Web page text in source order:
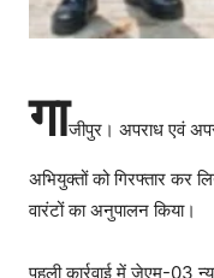
गाजीपुर। अपराध एवं
अभियुक्तों को गिरफ्तार कर
वारंटों का अनुपालन किया।
पहली कार्रवाई में जेएम-03